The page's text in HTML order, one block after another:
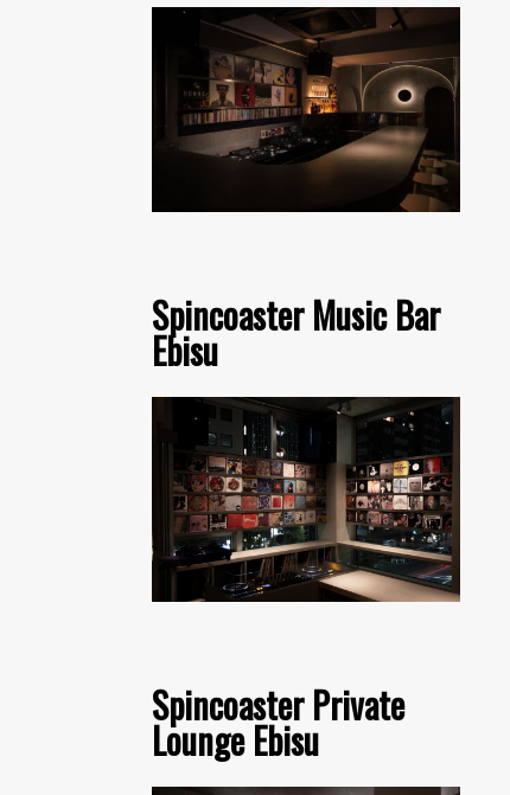
Spincoaster Music Bar
Ebisu
Spincoaster Private
Lounge Ebisu